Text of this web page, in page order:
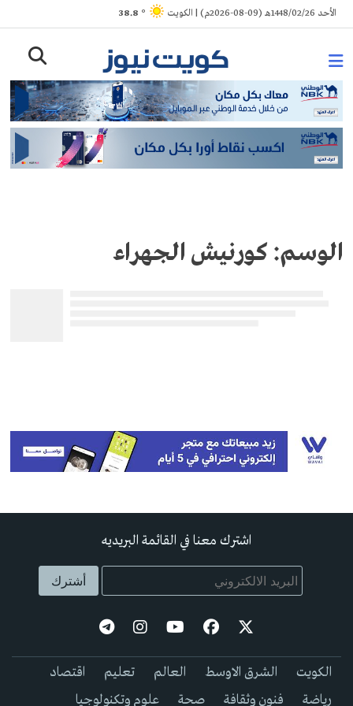
Skip
to
الأحد 1448/02/26هـ (09-08-2026م) | الكويت ° 38.8
الوسم: كورنيش الجهراء
اشترك معنا في القائمة البريديه
الكويت الشرق الاوسط العالم تعليم
اقتصاد
رياضة
فنون وثقافة صحة علوم وتكنولوجيا